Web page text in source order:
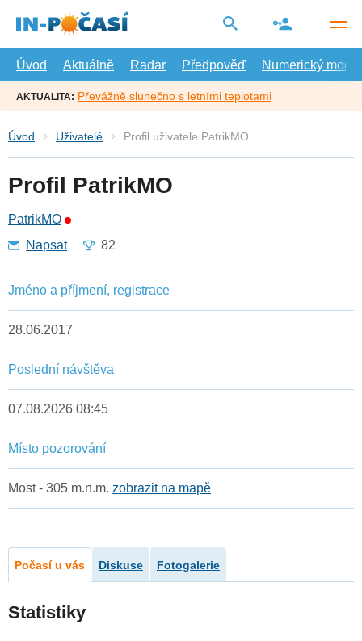
hlavní
Úvod
Aktuálně Radar Předpověď Numerický model
AKTUALITA: Převážně slunečno s letními teplotami
Úvod Uživatelé Profil uživatele PatrikMO
Profil PatrikMO
PatrikMO
Napsat
82
Jméno a příjmení, registrace
28.06.2017
Poslední návštěva
07.08.2026 08:45
Místo pozorování
Most - 305 m.n.m. zobrazit na mapě
Počasí u vás Diskuse Fotogalerie
Statistiky